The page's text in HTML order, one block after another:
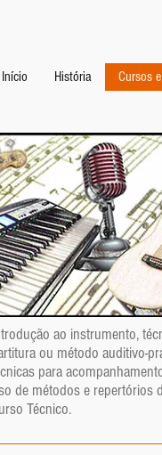
Início História Cursos
ao instrumento,
ou método auditivo-
para
de métodos e repertórios
Técnico.